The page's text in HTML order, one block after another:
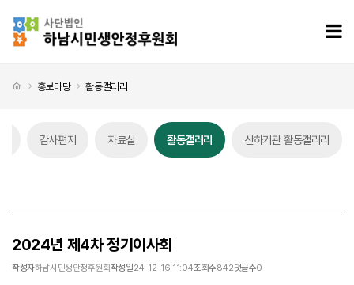
처음으로
홍보마당 활동갤러리
감사편지 자료실 활동갤러리 산하기관 활동갤러리
2024년 제4차 정기이사회
작성자하남시민생안정후원회작성일24-12-16 11:04조회수842댓글수0